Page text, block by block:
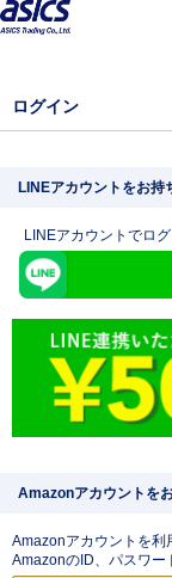
ログイン
LINEアカウントをお持
LINEアカウントでロ
Amazonアカウントを
Amazonアカウントを利
AmazonのID、パスワー